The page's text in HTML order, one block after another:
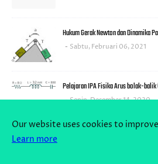
Our website uses cookies to
Learn more
Hukum Gerak Newton dan Dinamika
Sabtu, Februari 06, 2021
Pelajaran IPA Fisika Arus bolak-
Senin, Desember 14, 2020